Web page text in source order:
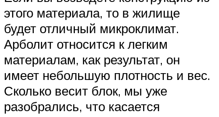
этого материала, то в жилище
будет отличный микроклимат.
Арболит относится к легким
материалам, как результат, он
имеет небольшую плотность и вес.
Сколько весит блок, мы уже
разобрались, что касается